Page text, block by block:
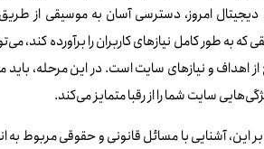
دیجیتال امروز، دسترسی آسان به موسیقی از طریق
که به طور کامل نیازهای کاربران را برآورده
اهداف و نیازهای سایت است. در این مرحله،
سایت شما را از رقبا متمایز می‌کند.
بر این، آشنایی با مسائل قانونی و حقوقی مربوط